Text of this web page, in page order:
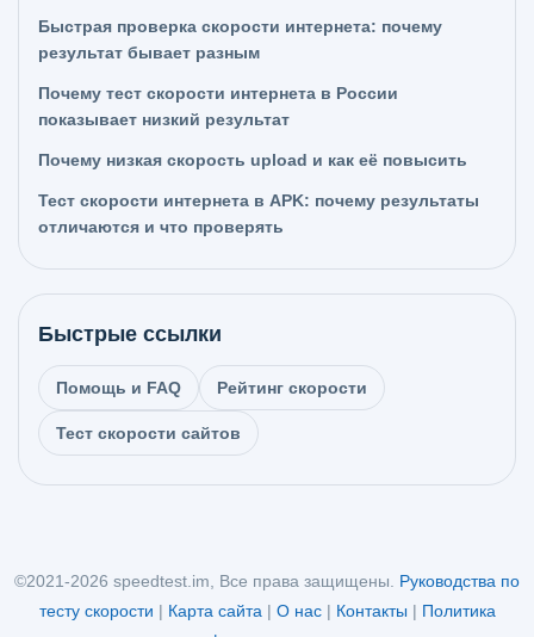
Быстрая проверка скорости интернета: почему
результат бывает разным
Почему тест скорости интернета в России
показывает низкий результат
Почему низкая скорость upload и как её повысить
Тест скорости интернета в APK: почему результаты
отличаются и что проверять
Быстрые ссылки
Помощь и FAQ Рейтинг скорости
Тест скорости сайтов
©2021-2026 speedtest.im, Все права защищены.
Руководства по
тесту скорости | Карта сайта | О нас| Контакты | Политика